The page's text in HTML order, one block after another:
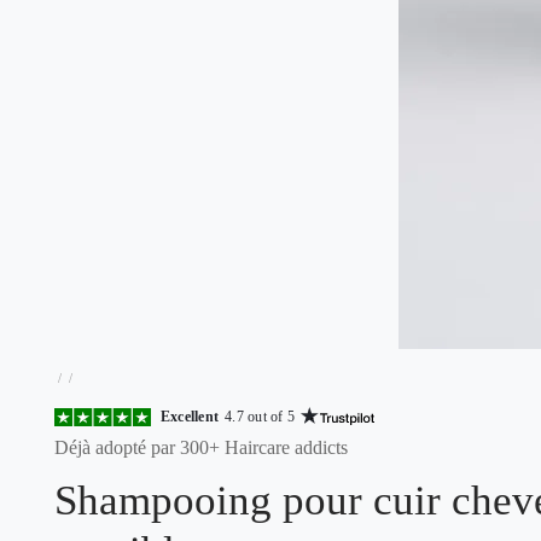
/ /
Excellent 4.7 out of 5
Déjà adopté par 300+ Haircare addicts
Shampooing pour cuir